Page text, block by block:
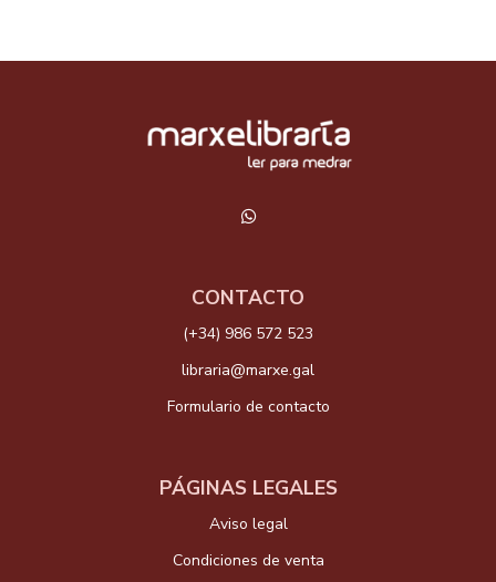
CONTACTO
(+34) 986 572 523
libraria@marxe.gal
Formulario de contacto
PÁGINAS LEGALES
Aviso legal
Condiciones de venta